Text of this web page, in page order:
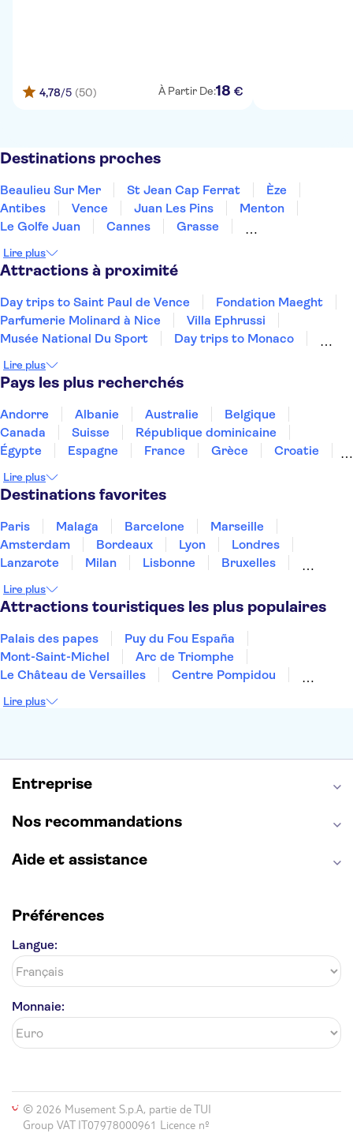
4,78/5 (50) À Partir De:18 €
Destinations proches
Beaulieu Sur Mer St Jean Cap Ferrat
Èze
Antibes
Vence Juan Les Pins
Menton
Le Golfe Juan
Cannes
Grasse
St Tropez
Gassin
Lire plus
Attractions à proximité
Day trips to Saint Paul de Vence
Fondation Maeght
Parfumerie Molinard à Nice
Villa Ephrussi
Musée National Du Sport
Day trips to Monaco
Day trips to Eze
French Riviera day trips
Musée d'Orsay
Monnaie de Paris
Musée de l'Orangerie
Vallée de la Loire et Châteaux
Palais des papes
Lire plus
Pays les plus recherchés
Andorre Albanie Australie
Belgique
Canada
Suisse
République dominicaine
Égypte
Espagne France Grèce
Croatie
Thaïlande
Tunisie
Lire plus
Destinations favorites
Paris Malaga Barcelone
Marseille
Amsterdam
Bordeaux Lyon
Londres
Lanzarote
Milan Lisbonne
Bruxelles
Dubai
Minorque Copenhague Montpellier
Lire plus
Attractions touristiques les plus populaires
Palais des papes
Puy du Fou España
Mont-Saint-Michel
Arc de Triomphe
Le Château de Versailles
Centre Pompidou
La Chapelle Sixtine
Opéra Garnier
Lire plus
Entreprise
Nos recommandations
Aide et assistance
Préférences
Langue:
Monnaie:
© 2026 Musement S.p.A, partie de TUI
Group VAT IT07978000961 Licence nº